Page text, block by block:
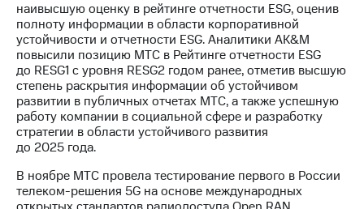
наивысшую оценку в рейтинге отчетности ESG, оценив
полноту информации в области корпоративной
устойчивости и отчетности ESG. Аналитики AK&M
повысили позицию МТС в Рейтинге отчетности ESG
до RESG1 с уровня RESG2 годом ранее, отметив высшую
степень раскрытия информации об устойчивом
развитии в публичных отчетах МТС, а также успешную
работу компании в социальной сфере и разработку
стратегии в области устойчивого развития
до 2025 года.
В ноябре МТС провела тестирование первого в России
телеком-решения 5G на основе международных